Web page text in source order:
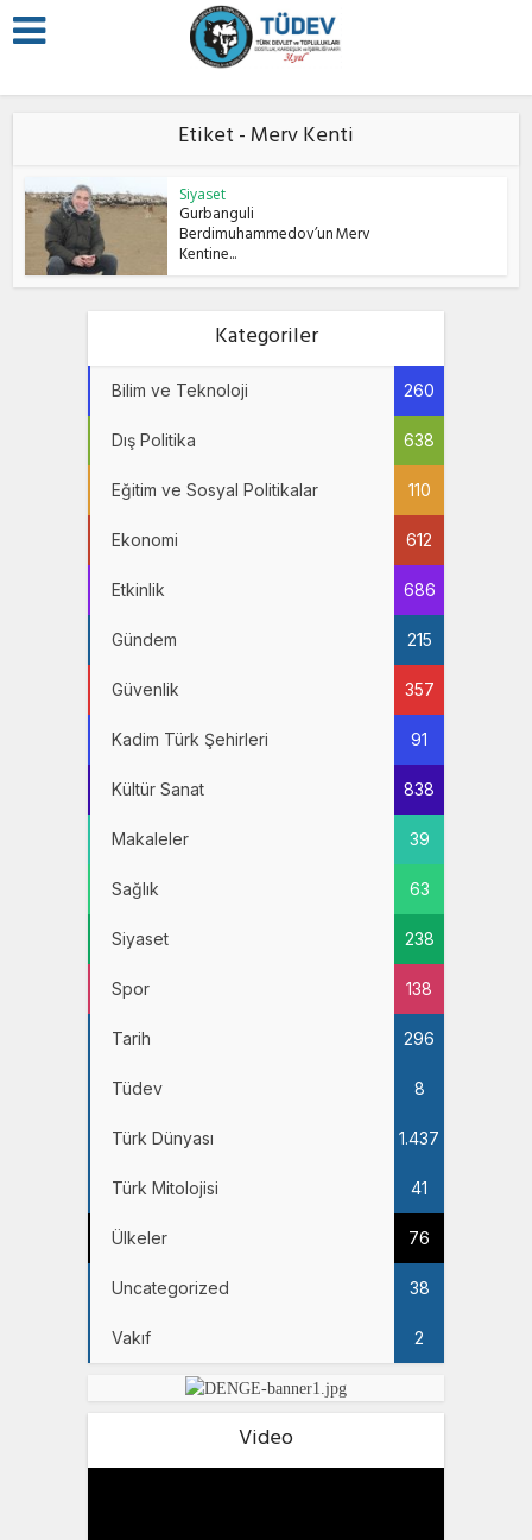
Etiket - Merv Kenti
Siyaset
Gurbanguli
Berdimuhammedov’un Merv
Kentine...
Kategoriler
Bilim ve Teknoloji 260
Dış Politika 638
Eğitim ve Sosyal Politikalar 110
Ekonomi 612
Etkinlik 686
Gündem 215
Güvenlik 357
Kadim Türk Şehirleri 91
Kültür Sanat 838
Makaleler 39
Sağlık 63
Siyaset 238
Spor 138
Tarih 296
Tüdev 8
Türk Dünyası 1.437
Türk Mitolojisi 41
Ülkeler 76
Uncategorized 38
Vakıf 2
Video